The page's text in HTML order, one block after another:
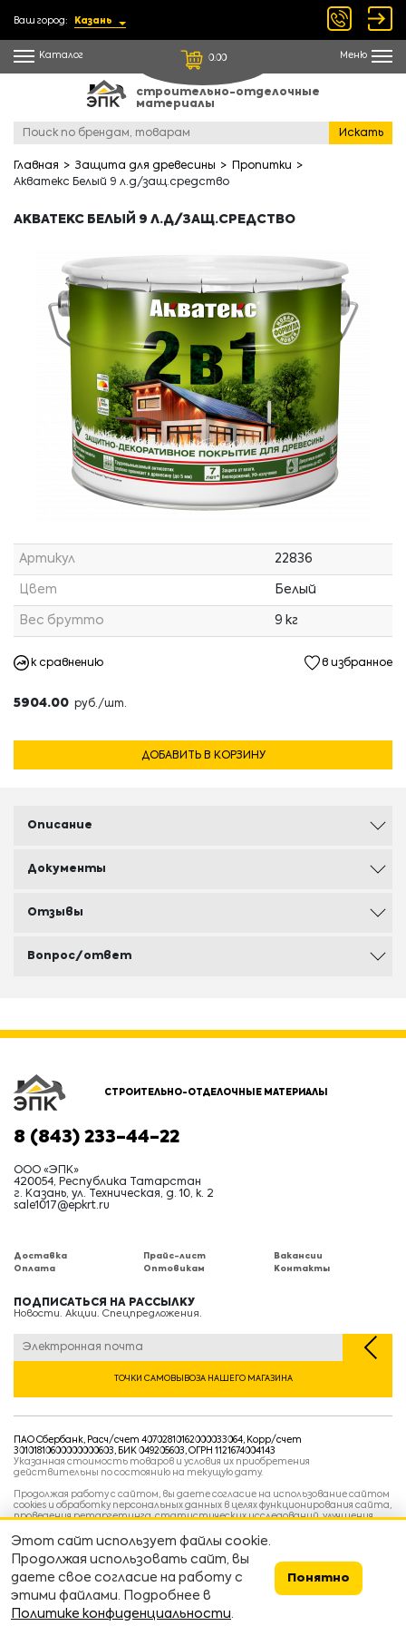
Ваш город: Казань
Каталог 0.00 Меню
строительно-отделочные
материалы
Искать
Главная Защита для древесины
Пропитки
Акватекс Белый 9 л.д/защ.средство
АКВАТЕКС БЕЛЫЙ 9 Л.Д/ЗАЩ.СРЕДСТВО
Артикул 22836
Цвет Белый
Вес брутто 9 кг
к сравнению в избранное
5904.00 руб./шт.
ДОБАВИТЬ В КОРЗИНУ
Описание
Документы
Отзывы
Вопрос/ответ
СТРОИТЕЛЬНО-ОТДЕЛОЧНЫЕ МАТЕРИАЛЫ
8 (843) 233-44-22
ООО «ЭПК»
420054, Республика Татарстан
г. Казань, ул. Техническая, д. 10, к. 2
sale1017@epkrt.ru
Доставка
Оплата
Прайс-лист
Оптовикам
Вакансии
Контакты
ПОДПИСАТЬСЯ НА РАССЫЛКУ
Новости. Акции. Спецпредложения.
ТОЧКИ САМОВЫВОЗА НАШЕГО МАГАЗИНА
ПАО Сбербанк, Расч/счет 40702810162000033064, Корр/счет
30101810600000000603, БИК 049205603, ОГРН 1121674004143
Указанная стоимость товаров и условия их приобретения
действительны по состоянию на текущую дату.
Продолжая работу с сайтом, вы даете согласие на использование сайтом
cookies и обработку персональных данных в целях функционирования сайта,
проведения ретаргетинга, статистических исследований, улучшения
ваших предпочтений и интересов.
Политика конфиденциальности
Условия пользовательского соглашения
Условия продажи
Сделано в
Этот сайт использует файлы cookie.
Продолжая использовать сайт, вы
даете свое согласие на работу с
этими файлами. Подробнее в
Политике конфиденциальности.
Понятно